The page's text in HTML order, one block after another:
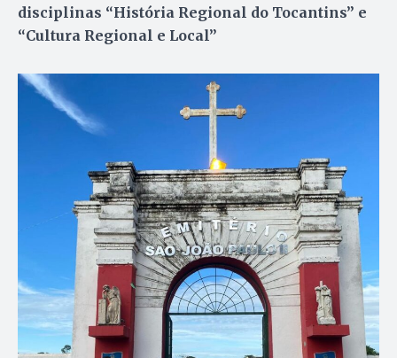
disciplinas “História Regional do Tocantins” e
“Cultura Regional e Local”